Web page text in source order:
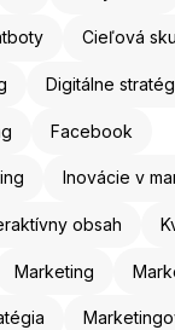
Cieľová
Digitálne
Facebook
Inovácie v
obsah
Marketing